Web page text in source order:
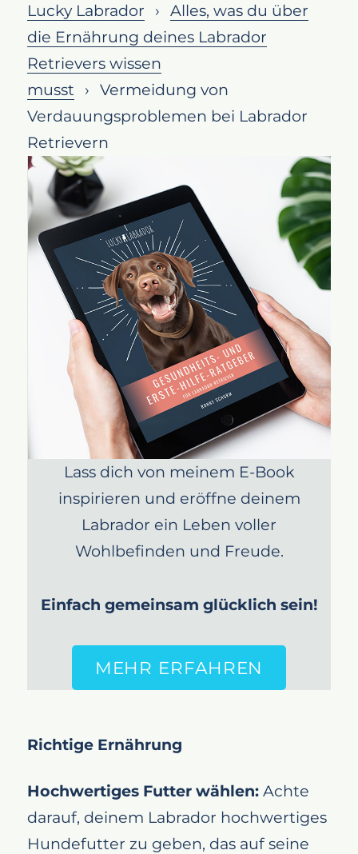
deines Labradors gesund
Richtige Ernährung
Gesundes Gewicht erhalten
Vorsicht bei der Futterumstellung
Prävention von Parasiten
Umgang mit empfindlichem
Magen
Fazit
Lucky Labrador
Alles, was du über
die Ernährung deines Labrador
Retrievers wissen
musst
Vermeidung von
Verdauungsproblemen bei Labrador
Retrievern
Lass dich von meinem E-Book
inspirieren und eröffne deinem
Labrador ein Leben voller
Wohlbefinden und Freude.
Einfach gemeinsam glücklich sein!
MEHR ERFAHREN
Richtige Ernährung
Hochwertiges Futter wählen: Achte
darauf, deinem Labrador hochwertiges
Hundefutter zu geben, das auf seine